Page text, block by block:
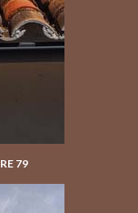
79